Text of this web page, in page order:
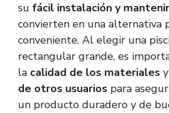
su fácil instalación y
convierten en una alternativa
conveniente. Al elegir una
rectangular grande, es
la calidad de los materiales
de otros usuarios para
un producto duradero y de